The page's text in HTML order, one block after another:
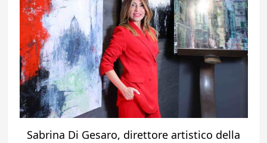
Sabrina Di Gesaro, direttore artistico della